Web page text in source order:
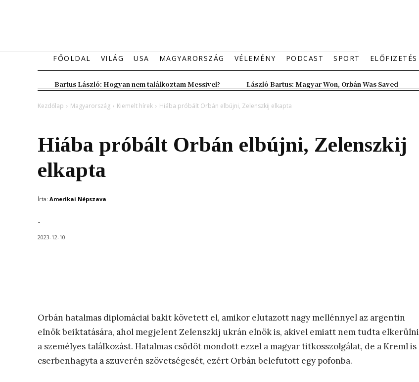
FŐOLDAL VILÁG USA MAGYARORSZÁG VÉLEMÉNY PODCAST SPORT ELŐFIZETÉS
Bartus László: Hogyan nem találkoztam Messivel? László Bartus: Magyar Won, Orbán Was Saved
Kezdőlap Magyarország Kiemelt hírek Hiába próbált Orbán elbújni, Zelenszkij elkapta
Hiába próbált Orbán elbújni, Zelenszkij
elkapta
Írta: Amerikai Népszava
-
2023-12-10
Orbán hatalmas diplomáciai bakit követett el, amikor elutazott nagy mellénnyel az argentin
elnök beiktatására, ahol megjelent Zelenszkij ukrán elnök is, akivel emiatt nem tudta elkerülni
a személyes találkozást. Hatalmas csődöt mondott ezzel a magyar titkosszolgálat, de a Kreml is
cserbenhagyta a szuverén szövetségesét, ezért Orbán belefutott egy pofonba.